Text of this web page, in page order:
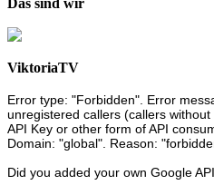
ViktoriaTV
Error type: "Forbidden". Error
unregistered callers (callers
API Key or other form of API
Domain: "global". Reason:
Did you added your own Google